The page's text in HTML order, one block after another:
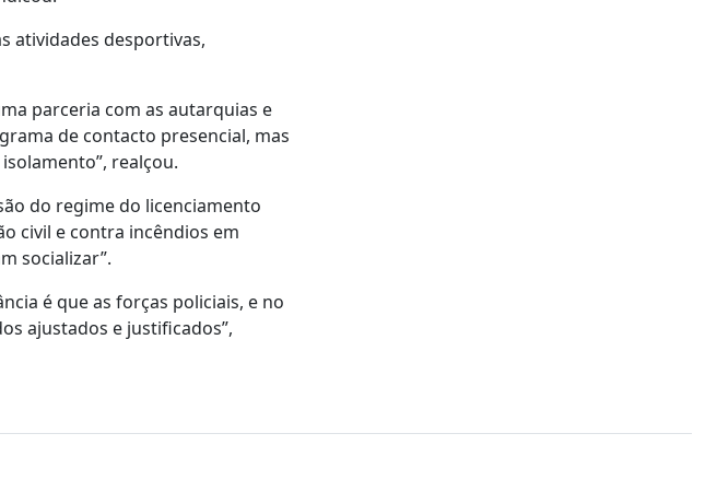
atividades desportivas,
parceria com as autarquias e
de contacto presencial, mas
realçou.
do regime do licenciamento
civil e contra incêndios em
socializar”.
é que as forças policiais, e no
ajustados e justificados”,